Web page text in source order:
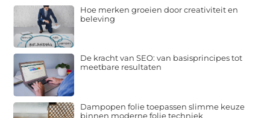
Hoe merken groeien door creativiteit en
beleving
De kracht van SEO: van basisprincipes tot
meetbare resultaten
Dampopen folie toepassen slimme keuze
binnen moderne folie techniek